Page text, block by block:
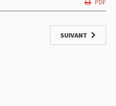
PDF
SUIVANT